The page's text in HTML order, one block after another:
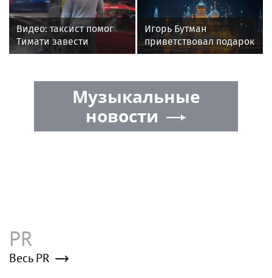
Видео: таксист помог
Тимати завести
эксклюзивный Ferrari
рублей
Игорь Бутман
приветствовал подарок
квартиры артистке
Музыкальные
новости
PR
Весь PR